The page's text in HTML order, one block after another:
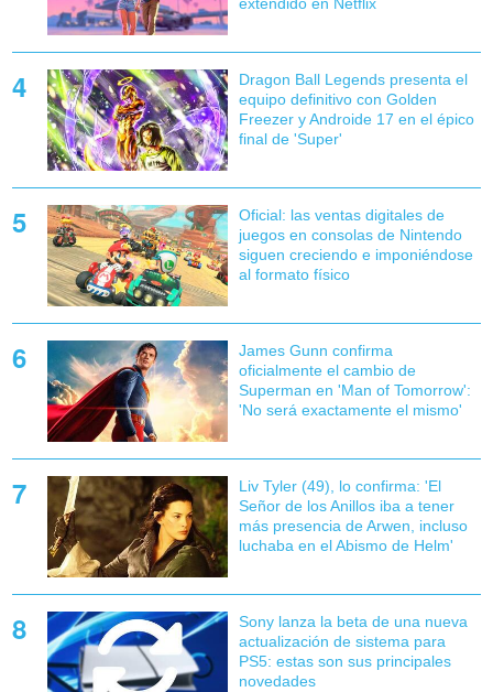
Dragon Ball Legends presenta el
equipo definitivo con Golden
Freezer y Androide 17 en el épico
final de 'Super'
Oficial: las ventas digitales de
juegos en consolas de Nintendo
siguen creciendo e imponiéndose
al formato físico
James Gunn confirma
oficialmente el cambio de
Superman en 'Man of Tomorrow':
'No será exactamente el mismo'
Liv Tyler (49), lo confirma: 'El
Señor de los Anillos iba a tener
más presencia de Arwen, incluso
luchaba en el Abismo de Helm'
Sony lanza la beta de una nueva
actualización de sistema para
PS5: estas son sus principales
novedades